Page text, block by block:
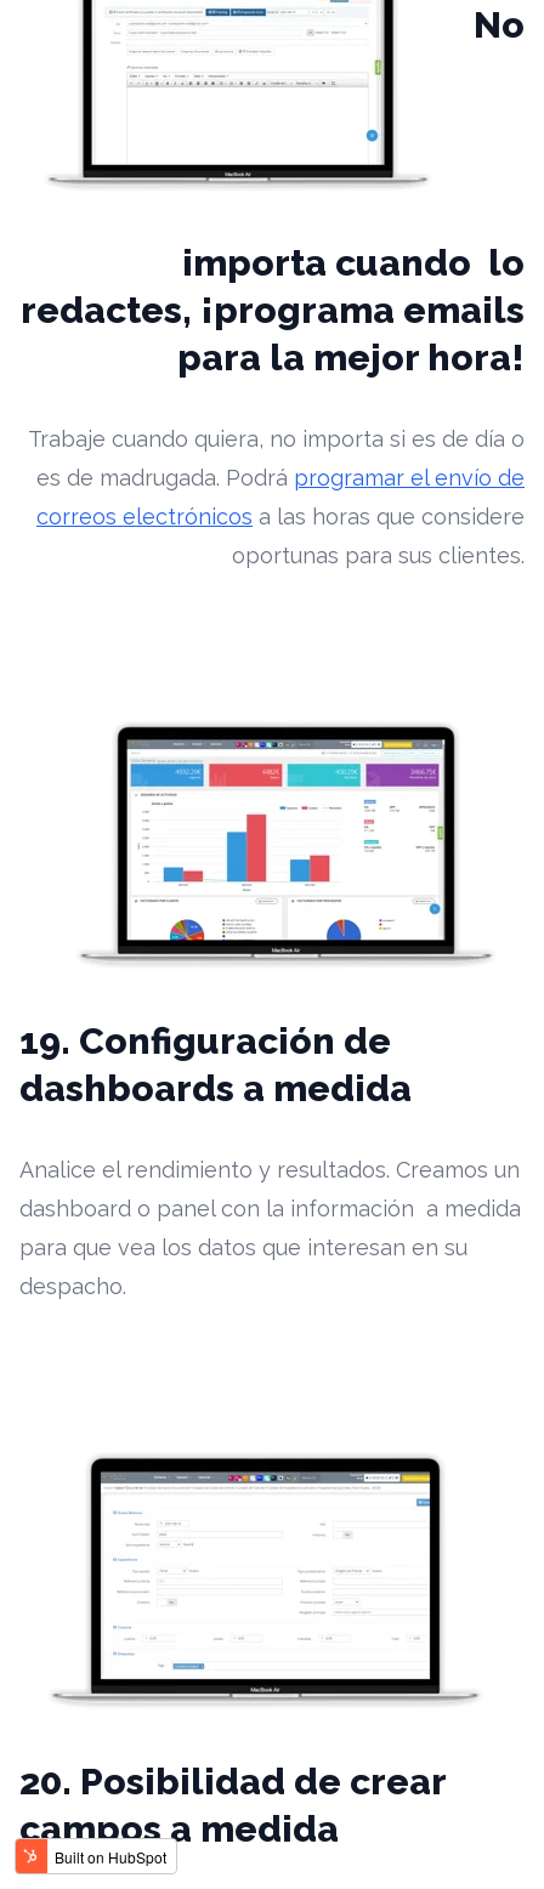
No
importa cuando lo
redactes, ¡programa emails
para la mejor hora!
Trabaje cuando quiera, no importa si es de día o
es de madrugada. Podrá programar el envío de
correos electrónicos a las horas que considere
oportunas para sus clientes.
19. Configuración de
dashboards a medida
Analice el rendimiento y resultados. Creamos un
dashboard o panel con la información a medida
para que vea los datos que interesan en su
despacho.
20. Posibilidad de crear
campos a medida